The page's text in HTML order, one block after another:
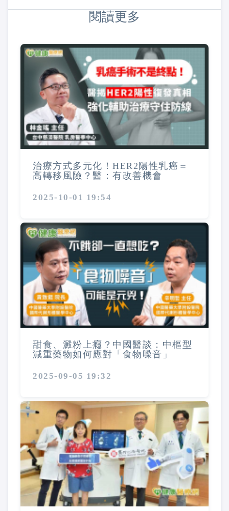
閱讀更多
治療方式多元化！HER2陽性乳癌＝
高轉移風險？醫：有改善機會
2025-10-01 19:54
甜食、澱粉上癮？中國醫談：中樞型
減重藥物如何應對「食物噪音」
2025-09-05 19:32